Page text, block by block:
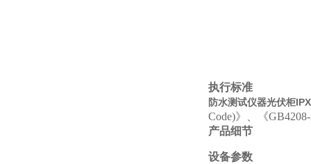
执行标准
防水测试仪器光伏柜
Code)》、《
产品细节
设备参数